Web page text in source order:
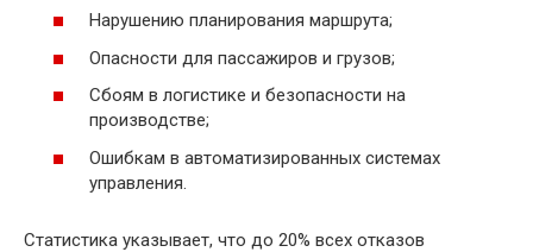
Нарушению планирования маршрута;
Опасности для пассажиров и грузов;
Сбоям в логистике и безопасности на
производстве;
Ошибкам в автоматизированных системах
управления.
Статистика указывает, что до 20% всех отказов